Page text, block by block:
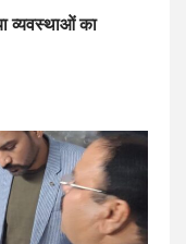
व्यवस्थाओं का